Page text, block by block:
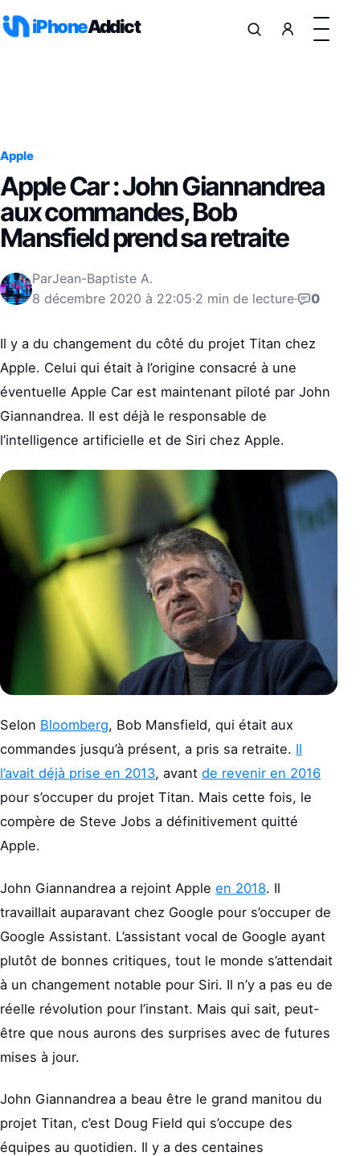
iPhoneAddict
Apple
Apple Car : John Giannandrea
aux commandes, Bob
Mansfield prend sa retraite
ParJean-Baptiste A.
8 décembre 2020 à 22:05·2 min de lecture· 0
Il y a du changement du côté du projet Titan chez
Apple. Celui qui était à l’origine consacré à une
éventuelle Apple Car est maintenant piloté par John
Giannandrea. Il est déjà le responsable de
l’intelligence artificielle et de Siri chez Apple.
Selon Bloomberg, Bob Mansfield, qui était aux
commandes jusqu’à présent, a pris sa retraite. Il
l’avait déjà prise en 2013, avant de revenir en 2016
pour s’occuper du projet Titan. Mais cette fois, le
compère de Steve Jobs a définitivement quitté
Apple.
John Giannandrea a rejoint Apple en 2018. Il
travaillait auparavant chez Google pour s’occuper de
Google Assistant. L’assistant vocal de Google ayant
plutôt de bonnes critiques, tout le monde s’attendait
à un changement notable pour Siri. Il n’y a pas eu de
réelle révolution pour l’instant. Mais qui sait, peut-
être que nous aurons des surprises avec de futures
mises à jour.
John Giannandrea a beau être le grand manitou du
projet Titan, c’est Doug Field qui s’occupe des
équipes au quotidien. Il y a des centaines